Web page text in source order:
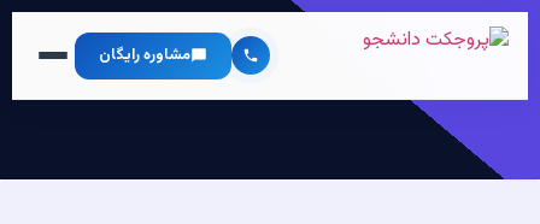
مشاوره رایگان